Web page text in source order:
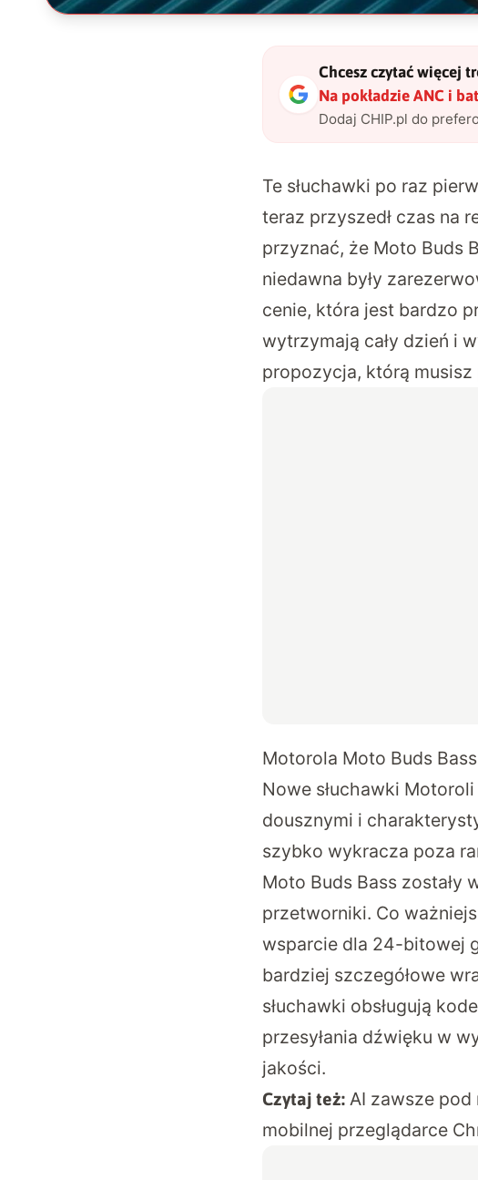
Chcesz czytać więcej
Na pokładzie ANC i
Dodaj CHIP.pl do
Te słuchawki po raz
teraz przyszedł czas na
przyznać, że Moto Buds
niedawna były
cenie, która jest bardzo
wytrzymają cały dzień i
propozycja, którą musisz
Motorola Moto Buds
Nowe słuchawki
dousznymi i
szybko wykracza poza
Moto Buds Bass zostały
przetworniki. Co
wsparcie dla 24-bitowej
bardziej szczegółowe
słuchawki obsługują
przesyłania dźwięku w
jakości.
Czytaj też: AI zawsze
mobilnej przeglądarce